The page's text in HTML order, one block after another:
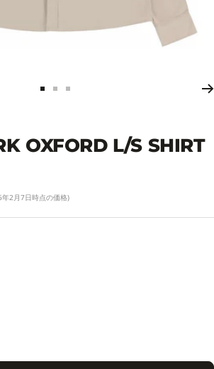
ス
ド
に
1
ス
ド
に
2
ス
ド
に
3
OXFORD L/S SHIRT
2月7日時点の価格)